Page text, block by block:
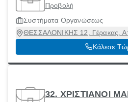
Προβολή
Συστήματα Οργανώσεως
ΘΕΣΣΑΛΟΝΙΚΗΣ 12, Γέρακας,
Κάλεσε
32. ΧΡΙΣΤΙΑΝΟΙ